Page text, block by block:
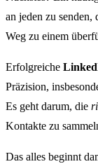
an jeden zu senden,
Weg zu einem
Erfolgreiche
Präzision,
Es geht darum, die
Kontakte zu
Das alles beginnt